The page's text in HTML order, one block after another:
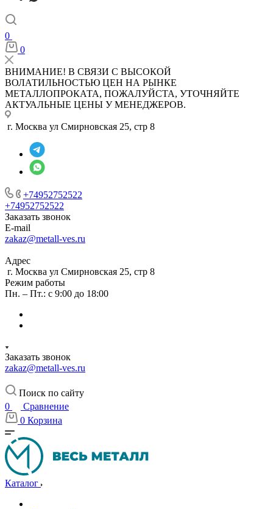
0
0
ВНИМАНИЕ! В СВЯЗИ С ВЫСОКОЙ
ВОЛАТИЛЬНОСТЬЮ ЦЕН НА РЫНКЕ
МЕТАЛЛОПРОКАТА, ПОЖАЛУЙСТА, УТОЧНЯЙТЕ
АКТУАЛЬНЫЕ ЦЕНЫ У МЕНЕДЖЕРОВ.
г. Москва ул Смирновская 25, стр 8
+74952752522
+74952752522
Заказать звонок
E-mail
zakaz@metall-ves.ru
Адрес
г. Москва ул Смирновская 25, стр 8
Режим работы
Пн. – Пт.: с 9:00 до 18:00
Заказать звонок
zakaz@metall-ves.ru
Поиск по сайту
0
Сравнение
0 Корзина
Каталог